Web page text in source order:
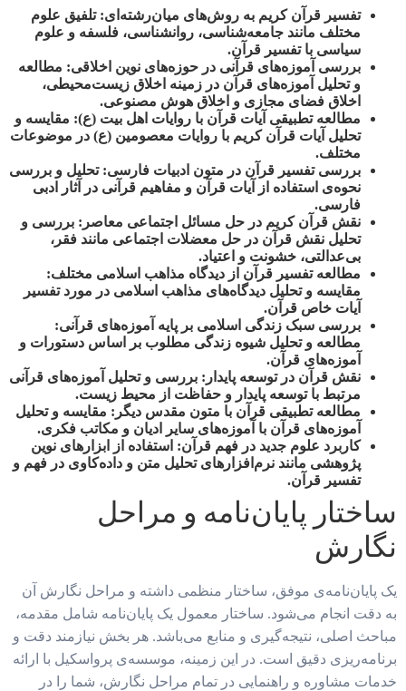
تفسیر قرآن کریم به روش‌های میان‌رشته‌ای: تلفیق علوم
مختلف مانند جامعه‌شناسی، روانشناسی، فلسفه و علوم
سیاسی با تفسیر قرآن.
بررسی آموزه‌های قرآنی در حوزه‌های نوین اخلاقی: مطالعه
و تحلیل آموزه‌های قرآن در زمینه اخلاق زیست‌محیطی،
اخلاق فضای مجازی و اخلاق هوش مصنوعی.
مطالعه تطبیقی آیات قرآن با روایات اهل بیت (ع): مقایسه و
تحلیل آیات قرآن کریم با روایات معصومین (ع) در موضوعات
مختلف.
بررسی تفسیر قرآن در متون ادبیات فارسی: تحلیل و بررسی
نحوه‌ی استفاده از آیات قرآن و مفاهیم قرآنی در آثار ادبی
فارسی.
نقش قرآن کریم در حل مسائل اجتماعی معاصر: بررسی و
تحلیل نقش قرآن در حل معضلات اجتماعی مانند فقر،
بی‌عدالتی، خشونت و اعتیاد.
مطالعه تفسیر قرآن از دیدگاه مذاهب اسلامی مختلف:
مقایسه و تحلیل دیدگاه‌های مذاهب اسلامی در مورد تفسیر
آیات خاص قرآن.
بررسی سبک زندگی اسلامی بر پایه آموزه‌های قرآنی:
مطالعه و تحلیل شیوه زندگی مطلوب بر اساس دستورات و
آموزه‌های قرآن.
نقش قرآن در توسعه پایدار: بررسی و تحلیل آموزه‌های قرآنی
مرتبط با توسعه پایدار و حفاظت از محیط زیست.
مطالعه تطبیقی قرآن با متون مقدس دیگر: مقایسه و تحلیل
آموزه‌های قرآن با آموزه‌های سایر ادیان و مکاتب فکری.
کاربرد علوم جدید در فهم قرآن: استفاده از ابزارهای نوین
پژوهشی مانند نرم‌افزارهای تحلیل متن و داده‌کاوی در فهم و
تفسیر قرآن.
ساختار پایان‌نامه و مراحل
نگارش
یک پایان‌نامه‌ی موفق، ساختار منظمی داشته و مراحل نگارش آن
به دقت انجام می‌شود. ساختار معمول یک پایان‌نامه شامل مقدمه،
مباحث اصلی، نتیجه‌گیری و منابع می‌باشد. هر بخش نیازمند دقت و
برنامه‌ریزی دقیق است. در این زمینه، موسسه‌ی پرواسکیل با ارائه
خدمات مشاوره و راهنمایی در تمام مراحل نگارش، شما را در